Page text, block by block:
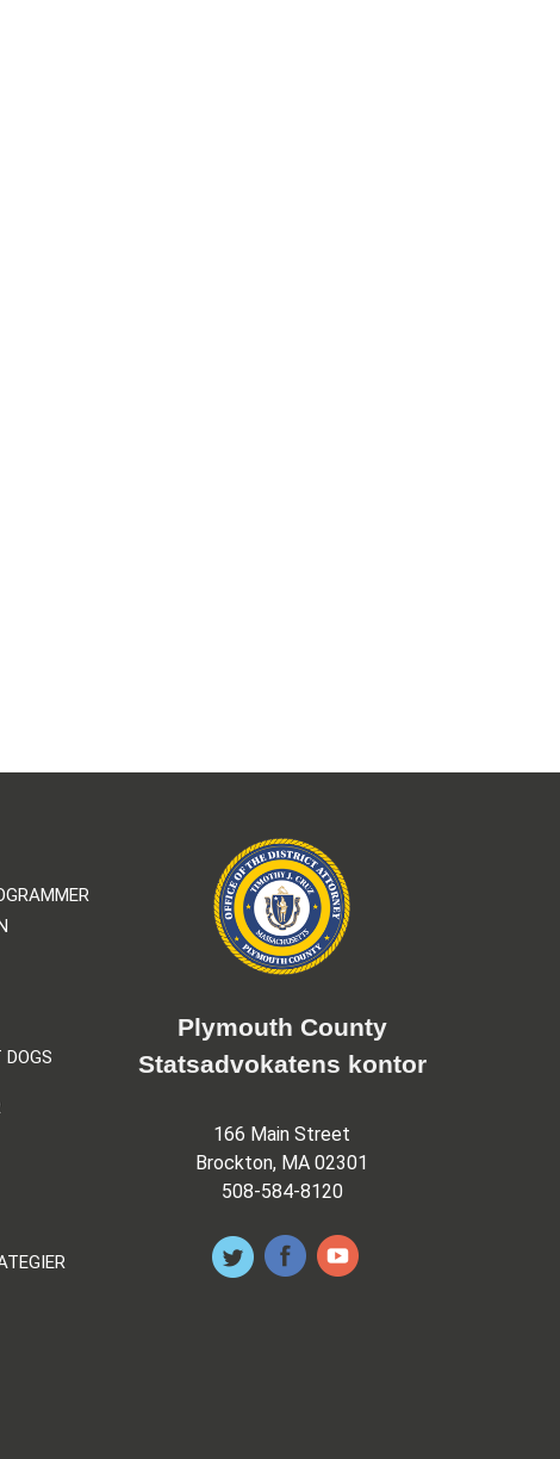
Plymouth County
Statsadvokatens kontor
166 Main Street
Brockton, MA 02301
508-584-8120